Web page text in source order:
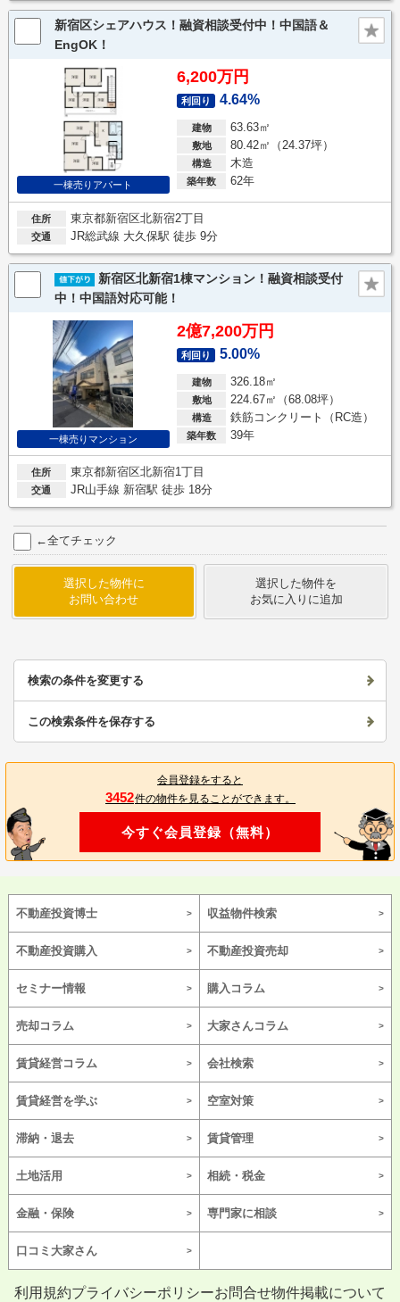
新宿区シェアハウス！融資相談受付中！中国語＆
EngOK！
一棟売りアパート
6,200万円
利回り 4.64%
建物 63.63㎡
敷地 80.42㎡（24.37坪）
構造 木造
築年数 62年
住所 東京都新宿区北新宿2丁目
交通 JR総武線 大久保駅 徒歩 9分
新宿区北新宿1棟マンション！融資相談受付
中！中国語対応可能！
一棟売りマンション
2億7,200万円
利回り 5.00%
建物 326.18㎡
敷地 224.67㎡（68.08坪）
構造 鉄筋コンクリート（RC造）
築年数 39年
住所 東京都新宿区北新宿1丁目
交通 JR山手線 新宿駅 徒歩 18分
←全てチェック
選択した物件に
お問い合わせ
選択した物件を
お気に入りに追加
検索の条件を変更する
この検索条件を保存する
会員登録をすると
3452件の物件を見ることができます。
今すぐ会員登録（無料）
不動産投資博士 収益物件検索
不動産投資購入 不動産投資売却
セミナー情報 購入コラム
売却コラム 大家さんコラム
賃貸経営コラム 会社検索
賃貸経営を学ぶ 空室対策
滞納・退去 賃貸管理
土地活用 相続・税金
金融・保険 専門家に相談
口コミ大家さん
利用規約プライバシーポリシーお問合せ物件掲載について